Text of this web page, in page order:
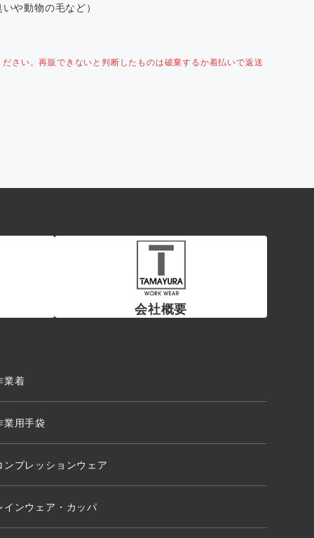
や動物の毛など）
さい。再販できないと判断したものは破棄するか着払いで返送
会社概要
業着
業用手袋
ンプレッションウェア
インウェア・カッパ